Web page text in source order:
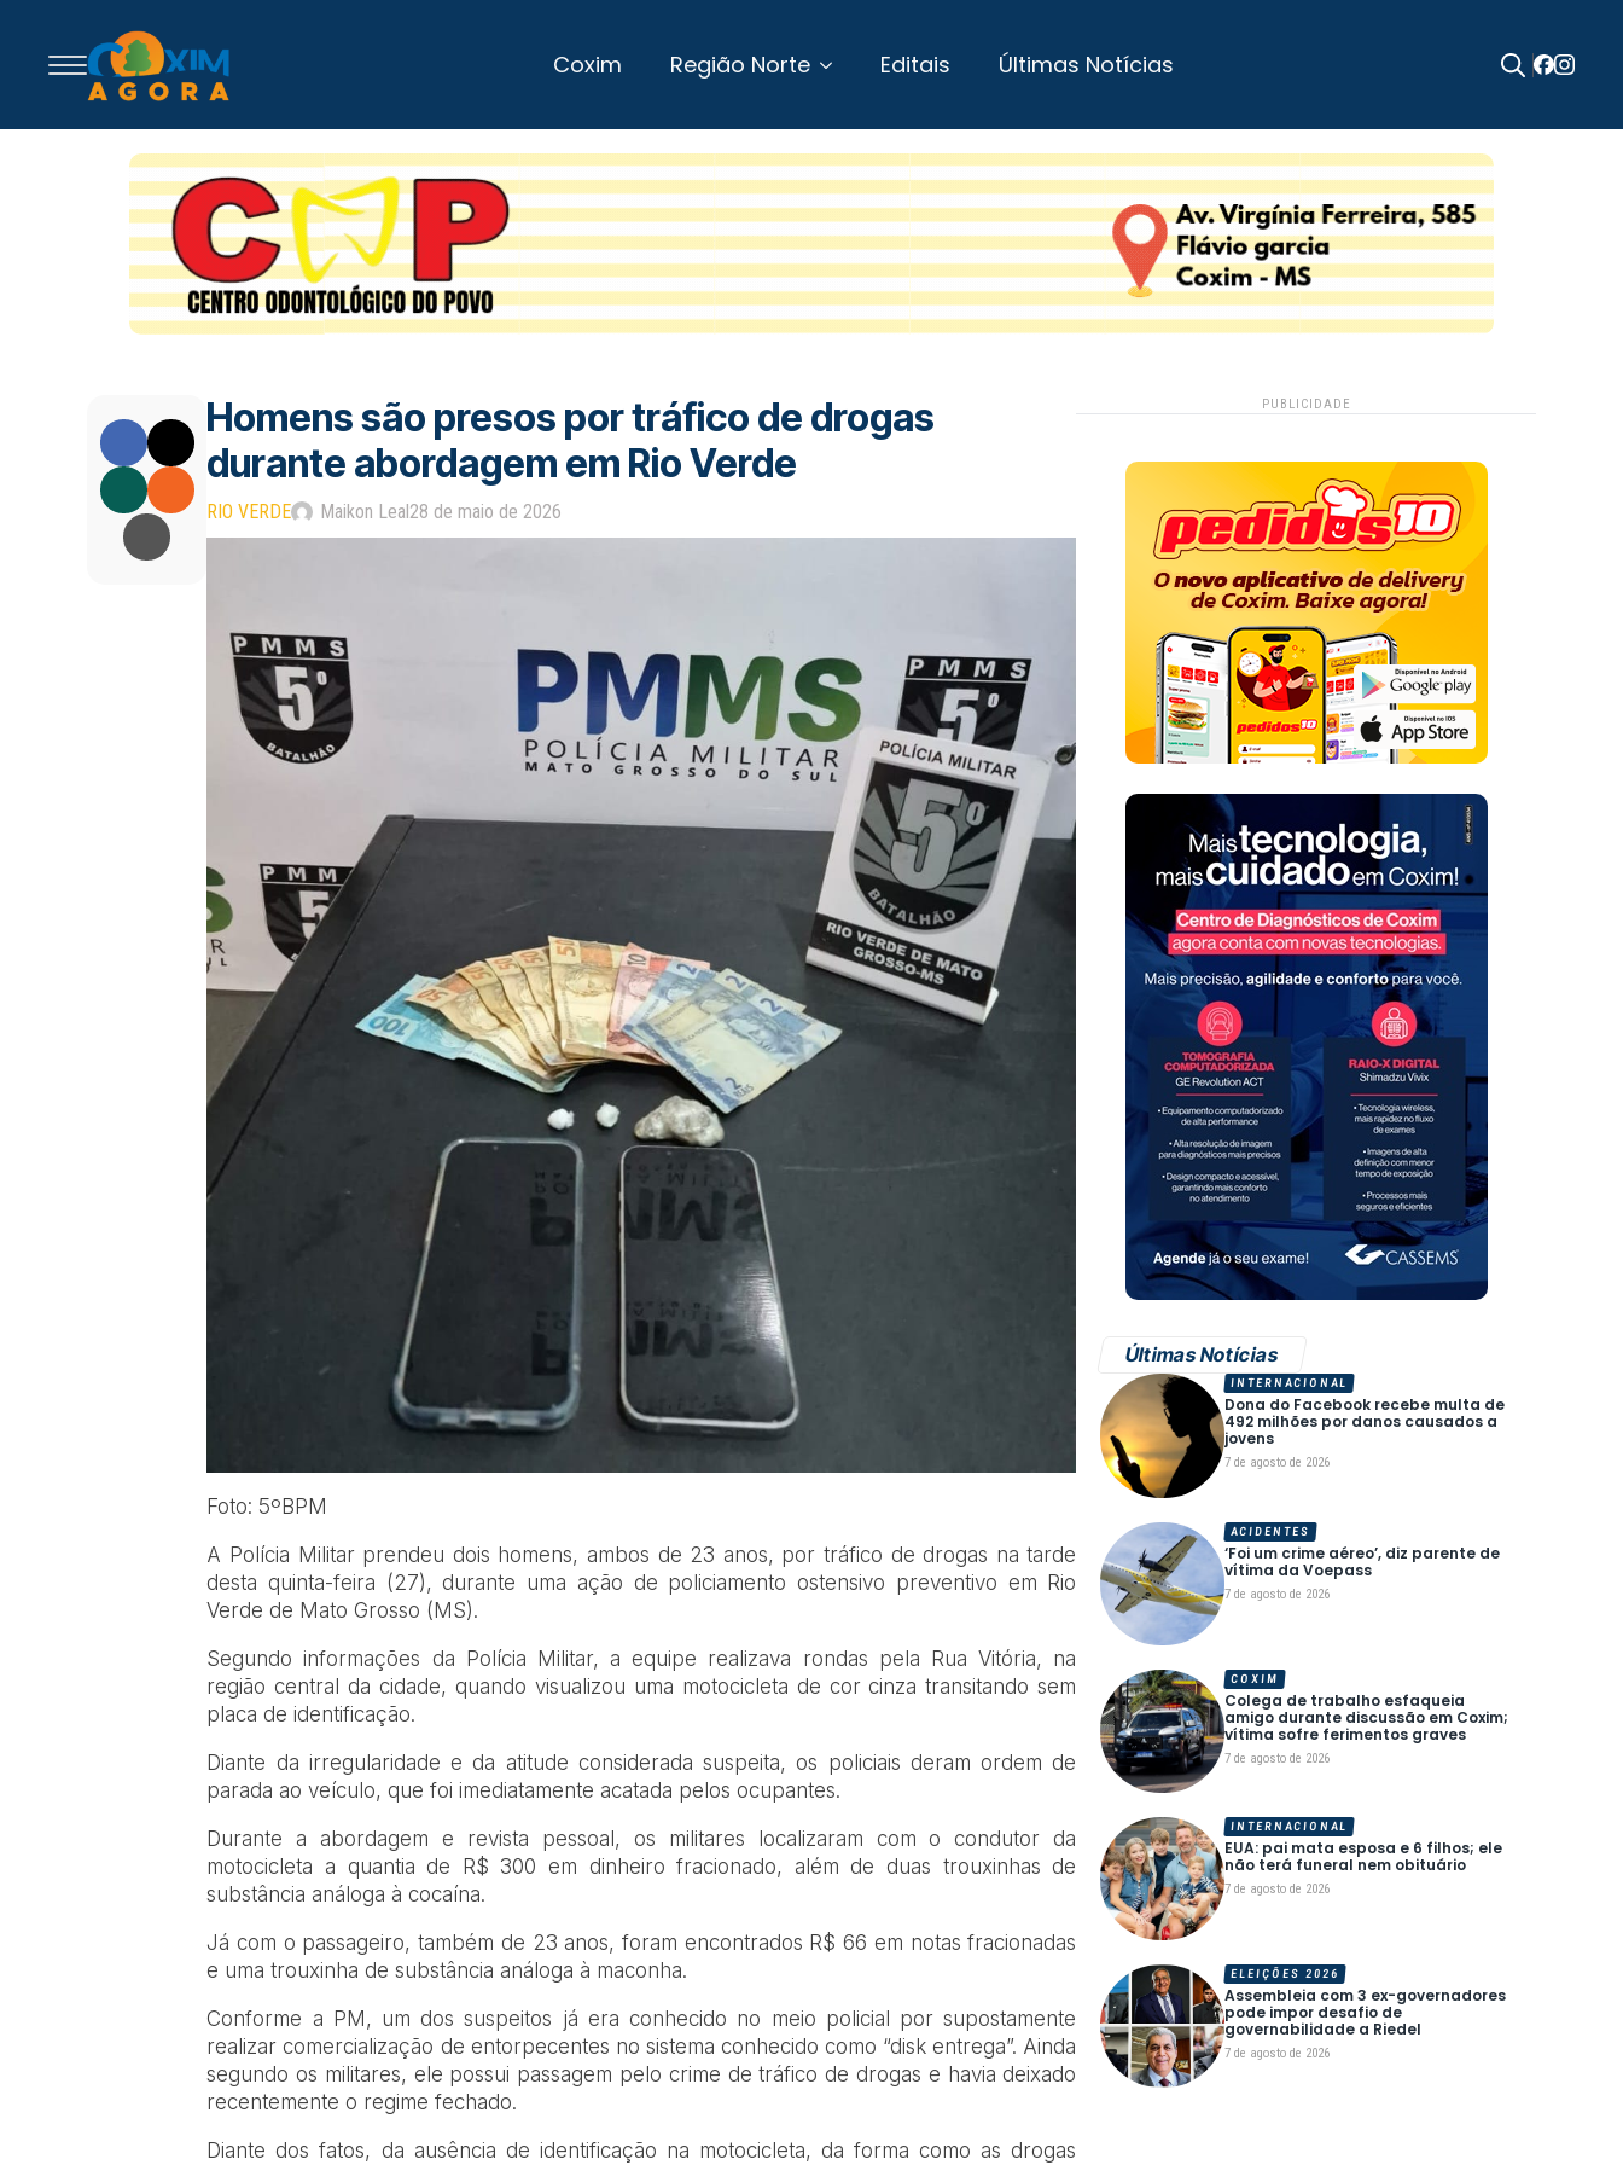
Coxim Região Norte Editais Últimas Notícias
Homens são presos por tráfico de drogas
durante abordagem em Rio Verde
RIO VERDE Maikon Leal 28 de maio de 2026
Foto: 5ºBPM
A Polícia Militar prendeu dois homens, ambos de 23 anos, por tráfico de drogas na tarde
desta quinta-feira (27), durante uma ação de policiamento ostensivo preventivo em Rio
Verde de Mato Grosso (MS).
Segundo informações da Polícia Militar, a equipe realizava rondas pela Rua Vitória, na
região central da cidade, quando visualizou uma motocicleta de cor cinza transitando sem
placa de identificação.
Diante da irregularidade e da atitude considerada suspeita, os policiais deram ordem de
parada ao veículo, que foi imediatamente acatada pelos ocupantes.
Durante a abordagem e revista pessoal, os militares localizaram com o condutor da
motocicleta a quantia de R$ 300 em dinheiro fracionado, além de duas trouxinhas de
substância análoga à cocaína.
Já com o passageiro, também de 23 anos, foram encontrados R$ 66 em notas fracionadas
e uma trouxinha de substância análoga à maconha.
Conforme a PM, um dos suspeitos já era conhecido no meio policial por supostamente
realizar comercialização de entorpecentes no sistema conhecido como “disk entrega”. Ainda
segundo os militares, ele possui passagem pelo crime de tráfico de drogas e havia deixado
recentemente o regime fechado.
Diante dos fatos, da ausência de identificação na motocicleta, da forma como as drogas
PUBLICIDADE
Últimas Notícias
Dona do Facebook recebe multa de
492 milhões por danos causados a
jovens
7 de agosto de 2026
INTERNACIONAL
‘Foi um crime aéreo’, diz parente de
vítima da Voepass
7 de agosto de 2026
ACIDENTES
Colega de trabalho esfaqueia
amigo durante discussão em Coxim;
vítima sofre ferimentos graves
7 de agosto de 2026
COXIM
EUA: pai mata esposa e 6 filhos; ele
não terá funeral nem obituário
7 de agosto de 2026
INTERNACIONAL
Assembleia com 3 ex-governadores
pode impor desafio de
governabilidade a Riedel
7 de agosto de 2026
ELEIÇÕES 2026